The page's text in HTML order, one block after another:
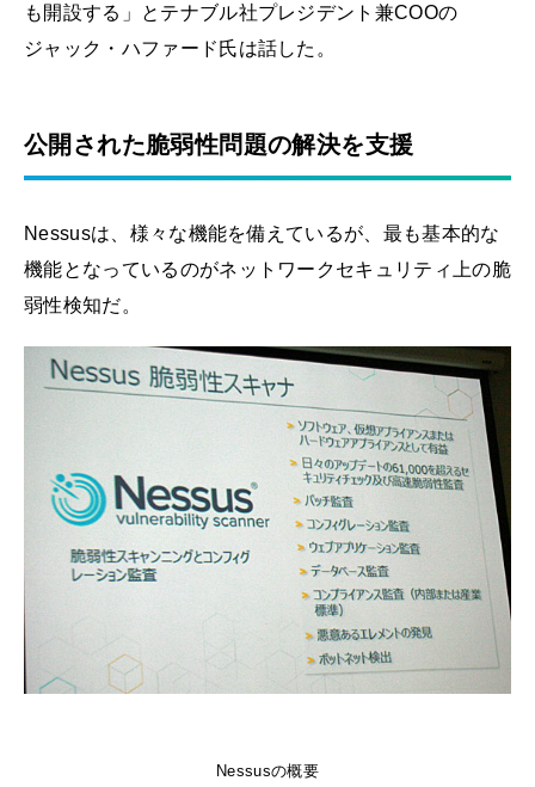
も開設する」とテナブル社プレジデント兼COOの
ジャック・ハファード氏は話した。
公開された脆弱性問題の解決を支援
Nessusは、様々な機能を備えているが、最も基本的な
機能となっているのがネットワークセキュリティ上の脆
弱性検知だ。
Nessusの概要